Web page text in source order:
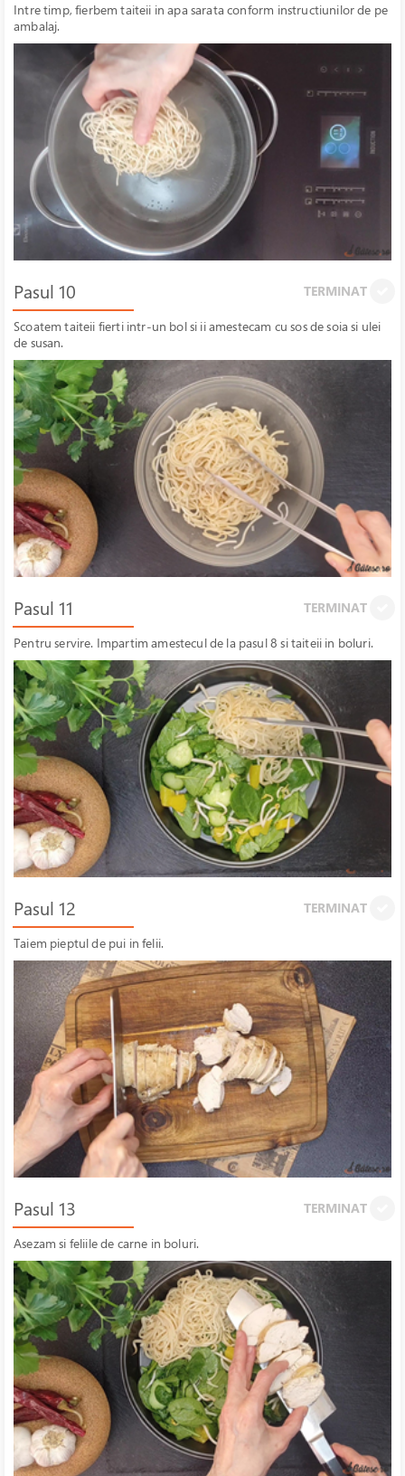
Intre timp, fierbem taiteii in apa sarata conform instructiunilor de pe
ambalaj.
Pasul 10 TERMINAT
Scoatem taiteii fierti intr-un bol si ii amestecam cu sos de soia si ulei
de susan.
Pasul 11 TERMINAT
Pentru servire. Impartim amestecul de la pasul 8 si taiteii in boluri.
Pasul 12 TERMINAT
Taiem pieptul de pui in felii.
Pasul 13 TERMINAT
Asezam si feliile de carne in boluri.